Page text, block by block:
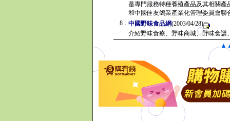
是專門服務特種養殖產品及其相關
和中國佳友鴿業產業化管理委員會
8 . 中國野味食品網(2003/04/28)
介紹野味食療、野味商城、野味食